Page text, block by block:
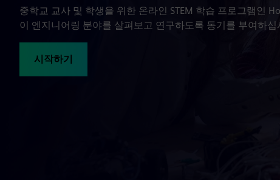
중학교 교사 및 학생을 위한 온라인 STEM 학습 프로그램인
이 엔지니어링 분야를 살펴보고 연구하도록 동기를 부여하십
시작하기